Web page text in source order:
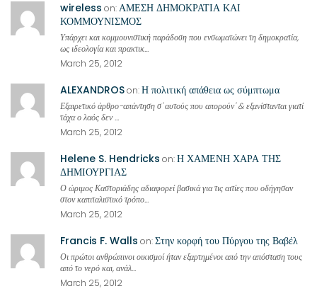
wireless on:ΑΜΕΣΗ ΔΗΜΟΚΡΑΤΙΑ ΚΑΙ
ΚΟΜΜΟΥΝΙΣΜΟΣ
Υπάρχει και κομμουνιστική παράδοση που ενσωματώνει τη δημοκρατία,
ως ιδεολογία και πρακτικ...
March 25, 2012
ALEXANDROSon:Η πολιτική απάθεια ως σύμπτωμα
Εξαιρετικό άρθρο-απάντηση σ' αυτούς που απορούν' & εξανίστανται γιατί
τάχα ο λαός δεν ...
March 25, 2012
Helene S. Hendricks on:Η ΧΑΜΕΝΗ ΧΑΡΑ ΤΗΣ
ΔΗΜΙΟΥΡΓΙΑΣ
Ο ώριμος Καστοριάδης αδιαφορεί βασικά για τις αιτίες που οδήγησαν
στον καπιταλιστικό τρόπο...
March 25, 2012
Francis F. Walls on:Στην κορφή του Πύργου της Βαβέλ
Οι πρώτοι ανθρώπινοι οικισμοί ήταν εξαρτημένοι από την απόσταση τους
από το νερό και, ανάλ...
March 25, 2012